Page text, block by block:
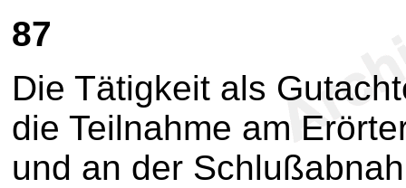
87
Die Tätigkeit als
die Teilnahme am
und an der